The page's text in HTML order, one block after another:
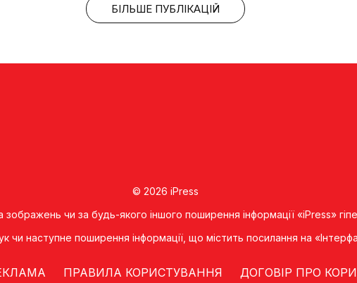
БІЛЬШЕ ПУБЛІКАЦІЙ
© 2026 iPress
чи за будь-якого іншого поширення інформації «iPress»
чи наступне поширення iнформацiї, що мiстить посилання на
ПРАВИЛА КОРИСТУВАННЯ ДОГОВІР ПРО